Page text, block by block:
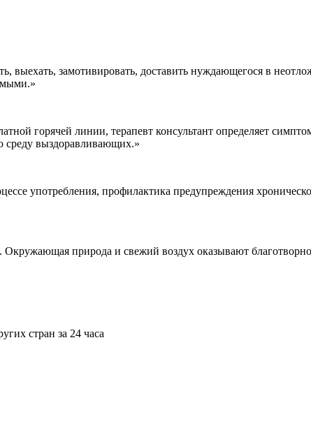
замотивировать, доставить нуждающегося в
горячей линии, терапевт консультант определяет
среду выздоравливающих.»
употребления, профилактика предупреждения
природа и свежий воздух оказывают
стран за 24 часа